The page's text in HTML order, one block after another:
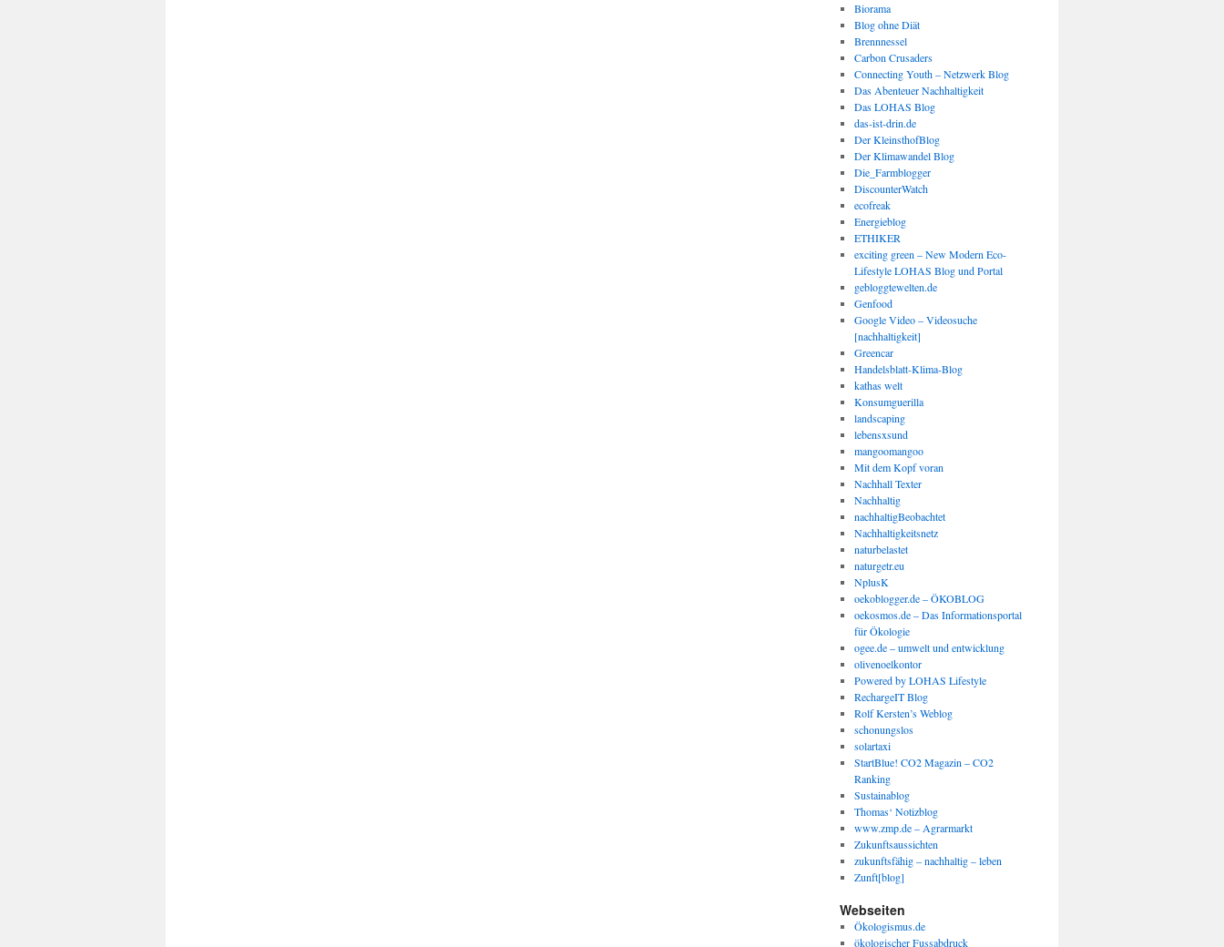
Biorama
Blog ohne Diät
Brennnessel
Carbon Crusaders
Connecting Youth – Netzwerk Blog
Das Abenteuer Nachhaltigkeit
Das LOHAS Blog
das-ist-drin.de
Der KleinsthofBlog
Der Klimawandel Blog
Die_Farmblogger
DiscounterWatch
ecofreak
Energieblog
ETHIKER
exciting green – New Modern Eco-
Lifestyle LOHAS Blog und Portal
gebloggtewelten.de
Genfood
Google Video – Videosuche
[nachhaltigkeit]
Greencar
Handelsblatt-Klima-Blog
kathas welt
Konsumguerilla
landscaping
lebensxsund
mangoomangoo
Mit dem Kopf voran
Nachhall Texter
Nachhaltig
nachhaltigBeobachtet
Nachhaltigkeitsnetz
naturbelastet
naturgetr.eu
NplusK
oekoblogger.de – ÖKOBLOG
oekosmos.de – Das Informationsportal
für Ökologie
ogee.de – umwelt und entwicklung
olivenoelkontor
Powered by LOHAS Lifestyle
RechargeIT Blog
Rolf Kersten’s Weblog
schonungslos
solartaxi
StartBlue! CO2 Magazin – CO2
Ranking
Sustainablog
Thomas‘ Notizblog
www.zmp.de – Agrarmarkt
Zukunftsaussichten
zukunftsfähig – nachhaltig – leben
Zunft[blog]
Webseiten
Ökologismus.de
ökologischer Fussabdruck